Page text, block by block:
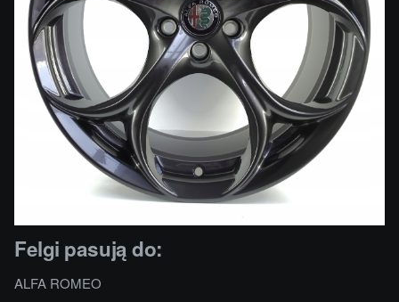
Felgi pasują do:
ALFA ROMEO